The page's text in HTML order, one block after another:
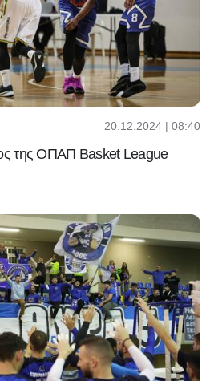
20.12.2024 | 08:40
της ΟΠΑΠ Basket League